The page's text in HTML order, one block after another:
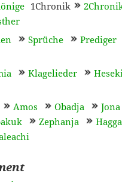
1Chronik
Sprüche
Prediger
Klagelieder
Amos Obadja Jona
Zephanja